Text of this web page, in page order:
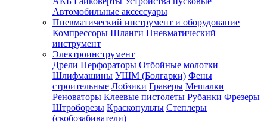
Автомобильные аксессуары
Пневматический инструмент и оборудование
Компрессоры Шланги Пневматический
инструмент
Электроинструмент
Дрели Перфораторы Отбойные молотки
Шлифмашины УШМ (Болгарки) Фены
строительные Лобзики Граверы Мешалки
Реноваторы Клеевые пистолеты Рубанки Фрезеры
Штроборезы Краскопульты Степлеры
(скобозабиватели)